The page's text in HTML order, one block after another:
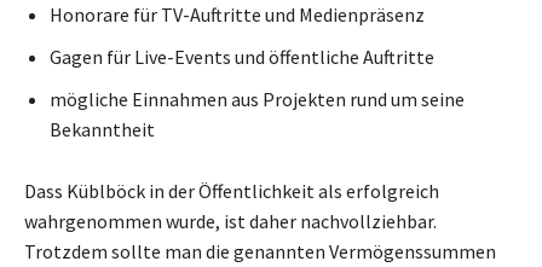
Honorare für TV-Auftritte und Medienpräsenz
Gagen für Live-Events und öffentliche Auftritte
mögliche Einnahmen aus Projekten rund um seine
Bekanntheit
Dass Küblböck in der Öffentlichkeit als erfolgreich
wahrgenommen wurde, ist daher nachvollziehbar.
Trotzdem sollte man die genannten Vermögenssummen